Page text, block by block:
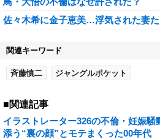
佐々木希に金子恵美…浮気された妻
関連キーワード
斉藤慎二 ジャングルポケット
■関連記事
イラストレーター326の不倫・妊娠
添う“裏の顔”とモテまくった00年代